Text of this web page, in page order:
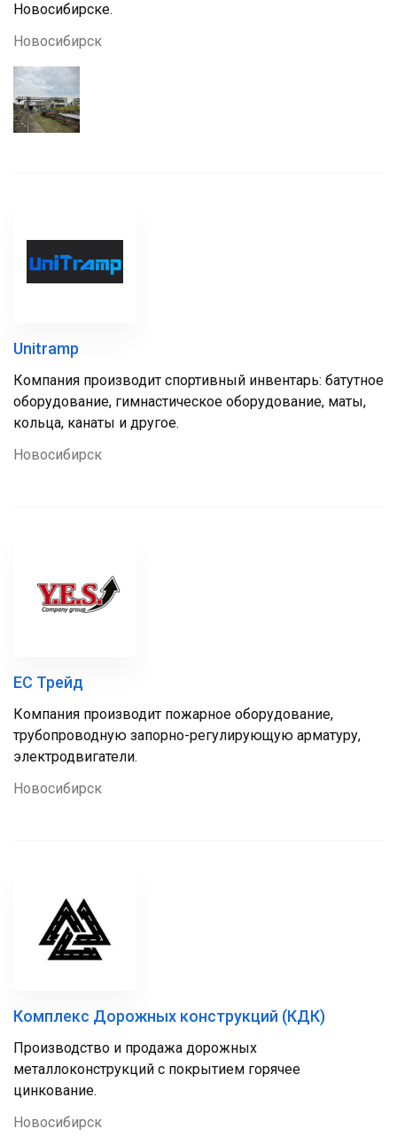
Новосибирске.
Новосибирск
Unitramp
Компания производит спортивный инвентарь: батутное
оборудование, гимнастическое оборудование, маты,
кольца, канаты и другое.
Новосибирск
ЕС Трейд
Компания производит пожарное оборудование,
трубопроводную запорно-регулирующую арматуру,
электродвигатели.
Новосибирск
Комплекс Дорожных конструкций (КДК)
Производство и продажа дорожных
металлоконструкций с покрытием горячее
цинкование.
Новосибирск